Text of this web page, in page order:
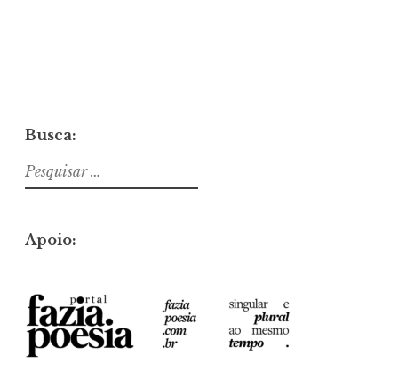
Busca:
Pesquisar
por:
Apoio: